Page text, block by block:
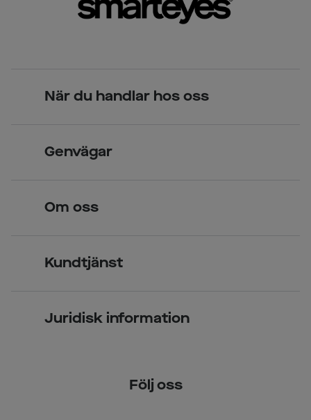
När du handlar hos oss
Över 70 butiker
Genvägar
Kontaktlinser
Om oss
Kundtjänst
Juridisk information
Följ oss